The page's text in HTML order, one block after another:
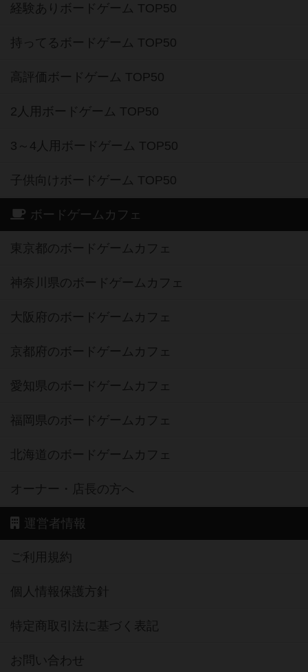
経験ありボードゲーム TOP50
持ってるボードゲーム TOP50
高評価ボードゲーム TOP50
2人用ボードゲーム TOP50
3～4人用ボードゲーム TOP50
子供向けボードゲーム TOP50
ボードゲームカフェ
東京都のボードゲームカフェ
神奈川県のボードゲームカフェ
大阪府のボードゲームカフェ
京都府のボードゲームカフェ
愛知県のボードゲームカフェ
福岡県のボードゲームカフェ
北海道のボードゲームカフェ
オーナー・店長の方へ
運営者情報
ご利用規約
個人情報保護方針
特定商取引法に基づく表記
お問い合わせ